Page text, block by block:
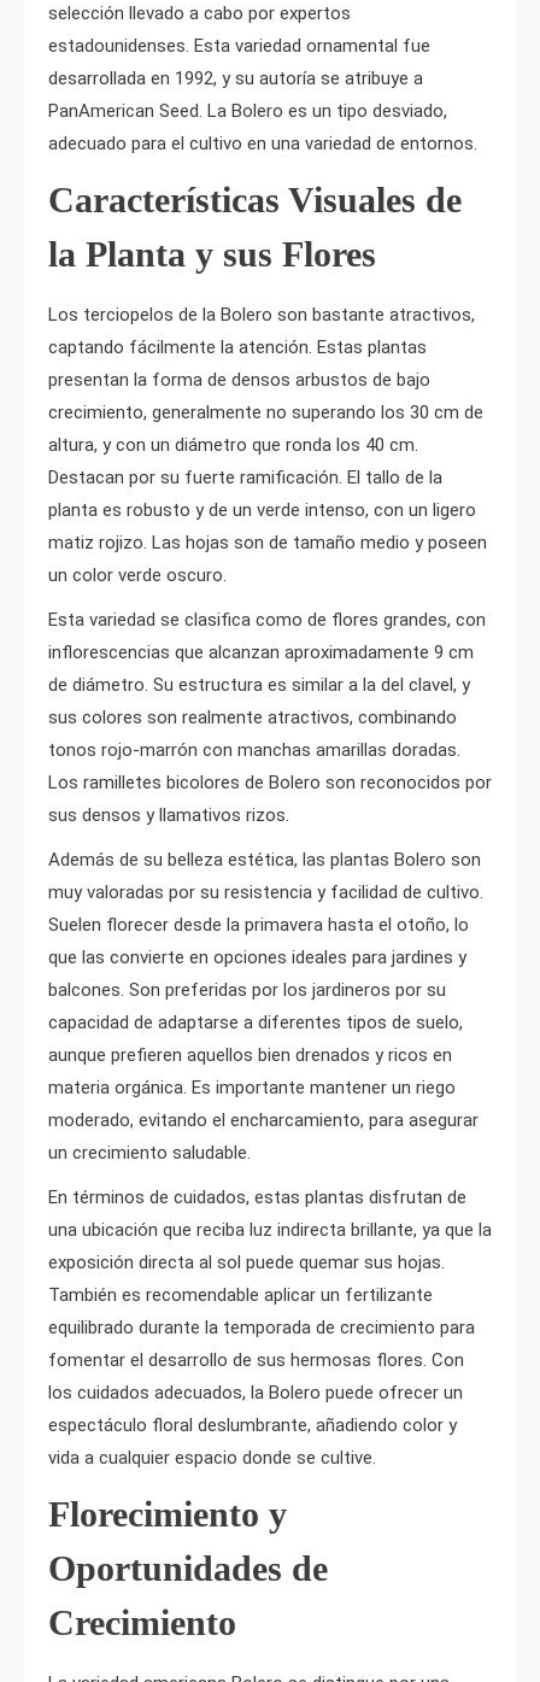
selección llevado a cabo por expertos
estadounidenses. Esta variedad ornamental fue
desarrollada en 1992, y su autoría se atribuye a
PanAmerican Seed. La Bolero es un tipo desviado,
adecuado para el cultivo en una variedad de entornos.
Características Visuales de
la Planta y sus Flores
Los terciopelos de la Bolero son bastante atractivos,
captando fácilmente la atención. Estas plantas
presentan la forma de densos arbustos de bajo
crecimiento, generalmente no superando los 30 cm de
altura, y con un diámetro que ronda los 40 cm.
Destacan por su fuerte ramificación. El tallo de la
planta es robusto y de un verde intenso, con un ligero
matiz rojizo. Las hojas son de tamaño medio y poseen
un color verde oscuro.
Esta variedad se clasifica como de flores grandes, con
inflorescencias que alcanzan aproximadamente 9 cm
de diámetro. Su estructura es similar a la del clavel, y
sus colores son realmente atractivos, combinando
tonos rojo-marrón con manchas amarillas doradas.
Los ramilletes bicolores de Bolero son reconocidos por
sus densos y llamativos rizos.
Además de su belleza estética, las plantas Bolero son
muy valoradas por su resistencia y facilidad de cultivo.
Suelen florecer desde la primavera hasta el otoño, lo
que las convierte en opciones ideales para jardines y
balcones. Son preferidas por los jardineros por su
capacidad de adaptarse a diferentes tipos de suelo,
aunque prefieren aquellos bien drenados y ricos en
materia orgánica. Es importante mantener un riego
moderado, evitando el encharcamiento, para asegurar
un crecimiento saludable.
En términos de cuidados, estas plantas disfrutan de
una ubicación que reciba luz indirecta brillante, ya que la
exposición directa al sol puede quemar sus hojas.
También es recomendable aplicar un fertilizante
equilibrado durante la temporada de crecimiento para
fomentar el desarrollo de sus hermosas flores. Con
los cuidados adecuados, la Bolero puede ofrecer un
espectáculo floral deslumbrante, añadiendo color y
vida a cualquier espacio donde se cultive.
Florecimiento y
Oportunidades de
Crecimiento